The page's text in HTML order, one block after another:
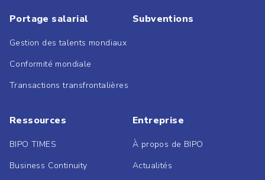
Portage salarial
Gestion des talents mondiaux
Conformité mondiale
Transactions transfrontalières
Subventions
Ressources
BIPO TIMES
Business Continuity
Entreprise
À propos de BIPO
Actualités